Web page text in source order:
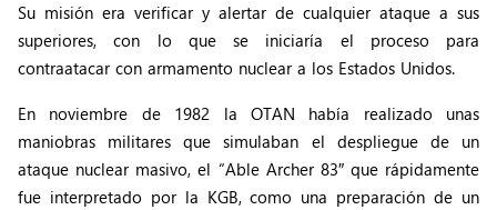
Su misión era verificar y alertar de cualquier ataque a sus
superiores, con lo que se iniciaría el proceso para
contraatacar con armamento nuclear a los Estados Unidos.
En noviembre de 1982 la OTAN había realizado unas
maniobras militares que simulaban el despliegue de un
ataque nuclear masivo, el “Able Archer 83″ que rápidamente
fue interpretado por la KGB, como una preparación de un